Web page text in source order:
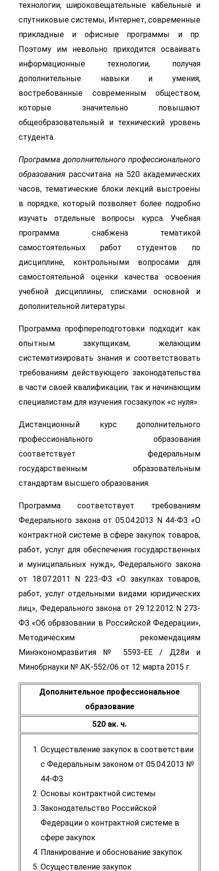
технологии, широковещательные кабельные и
спутниковые системы, Интернет, современные
прикладные и офисные программы и пр.
Поэтому им невольно приходится осваивать
информационные технологии, получая
дополнительные навыки и умения,
востребованные современным обществом,
которые значительно повышают
общеобразовательный и технический уровень
студента.
Программа дополнительного профессионального
образования рассчитана на 520 академических
часов, тематические блоки лекций выстроены
в порядке, который позволяет более подробно
изучать отдельные вопросы курса. Учебная
программа снабжена тематикой
самостоятельных работ студентов по
дисциплине, контрольными вопросами для
самостоятельной оценки качества освоения
учебной дисциплины, списками основной и
дополнительной литературы.
Программа профпереподготовки подходит как
опытным закупщикам, желающим
систематизировать знания и соответствовать
требованиям действующего законодательства
в части своей квалификации, так и начинающим
специалистам для изучения госзакупок «с нуля».
Дистанционный курс дополнительного
профессионального образования
соответствует федеральным
государственным образовательным
стандартам высшего образования.
Программа соответствует требованиям
Федерального закона от 05.04.2013 N 44-ФЗ «О
контрактной системе в сфере закупок товаров,
работ, услуг для обеспечения государственных
и муниципальных нужд», Федерального закона
от 18.07.2011 N 223-ФЗ «О закупках товаров,
работ, услуг отдельными видами юридических
лиц», Федерального закона от 29.12.2012 N 273-
ФЗ «Об образовании в Российской Федерации»,
Методическим рекомендациям
Минэкономразвития № 5593-ЕЕ / Д28и и
Минобрнауки № АК-552/06 от 12 марта 2015 г.
Дополнительное профессиональное
образование
520 ак. ч.
Осуществление закупок в соответствии
с Федеральным законом от 05.04.2013 №
44-ФЗ
Основы контрактной системы
Законодательство Российской
Федерации о контрактной системе в
сфере закупок
Планирование и обоснование закупок
Осуществление закупок